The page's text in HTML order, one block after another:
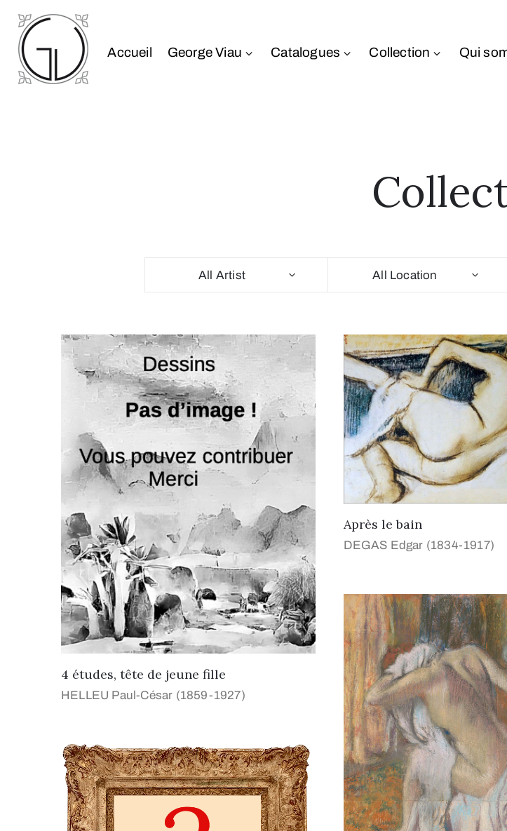
Accueil George Viau Catalogues Collection Qui
All Artist All Location
4 études, tête de jeune fille
HELLEU Paul-César (1859-1927)
Après le bain
DEGAS Edgar (1834-1917)